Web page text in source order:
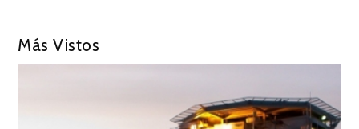
Más Vistos